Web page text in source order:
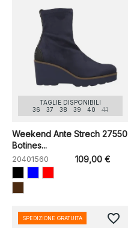
TAGLIE DISPONIBILI
36
37 38 39 40 41
Weekend Ante Strech 27550
Botines...
20401560 109,00 €
SPEDIZIONE GRATUITA favorite_border